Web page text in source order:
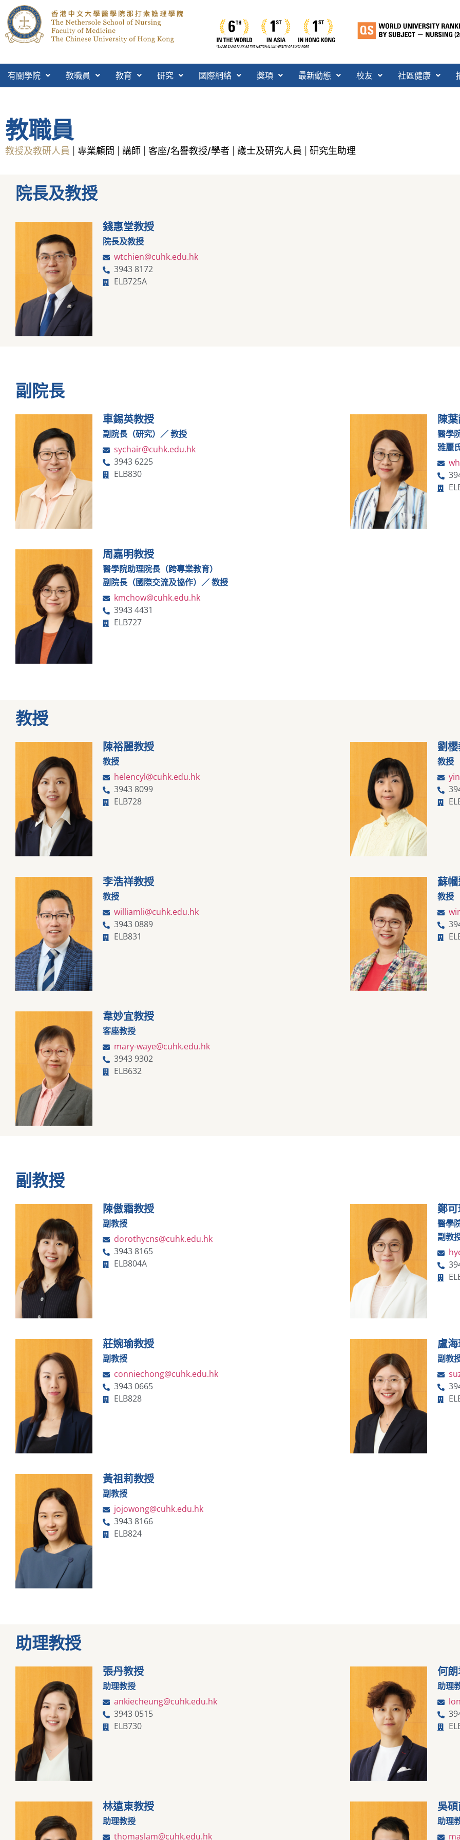
有關學院 教職員 教育 研究 國際網絡 獎項 最新動態 校友 社區健康
教職員
教授及教研人員 專業顧問 講師 客座/名譽教授/學者 護士及研究人員 研究生助理
院長及教授
錢惠堂教授
院長及教授
wtchien@cuhk.edu.hk
3943 8172
ELB725A
副院長
車錫英教授
副院長（研究）／ 教授
sychair@cuhk.edu.hk
3943 6225
ELB830
陳
醫學
雅麗
周嘉明教授
醫學院助理院長（跨專業教育）
副院長（國際交流及協作）／ 教授
kmchow@cuhk.edu.hk
3943 4431
ELB727
教授
陳裕麗教授
教授
helencyl@cuhk.edu.hk
3943 8099
ELB728
劉
教授
李浩祥教授
教授
williamli@cuhk.edu.hk
3943 0889
ELB831
蘇
教授
韋妙宜教授
客座教授
mary-waye@cuhk.edu.hk
3943 9302
ELB632
副教授
陳傲霜教授
副教授
dorothycns@cuhk.edu.hk
3943 8165
ELB804A
鄭
醫學
副教
莊婉瑜教授
副教授
conniechong@cuhk.edu.hk
3943 0665
ELB828
盧
副教
黃祖莉教授
副教授
jojowong@cuhk.edu.hk
3943 8166
ELB824
助理教授
張丹教授
助理教授
ankiecheung@cuhk.edu.hk
3943 0515
ELB730
何
助理
林遠東教授
助理教授
thomaslam@cuhk.edu.hk
吳
助理